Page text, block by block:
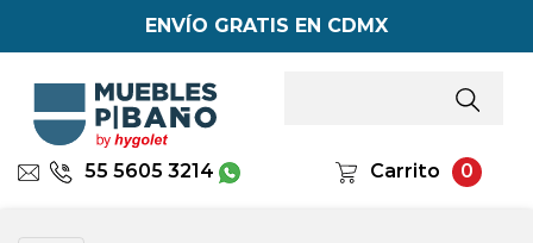
ENVÍO GRATIS EN CDMX
55 5605 3214 Carrito 0